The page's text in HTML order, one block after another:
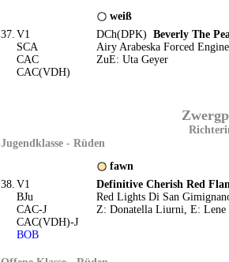
weiß
37. V1
SCA
CAC
CAC(VDH)
DCh(DPK) Beverly The
Airy Arabeska Forced
ZuE: Uta Geyer
Jugendklasse - Rüden
fawn
38. V1
BJu
CAC-J
CAC(VDH)-J
BOB
Definitive Cherish Red
Red Lights Di San
Z: Donatella Liurni, E: Lene